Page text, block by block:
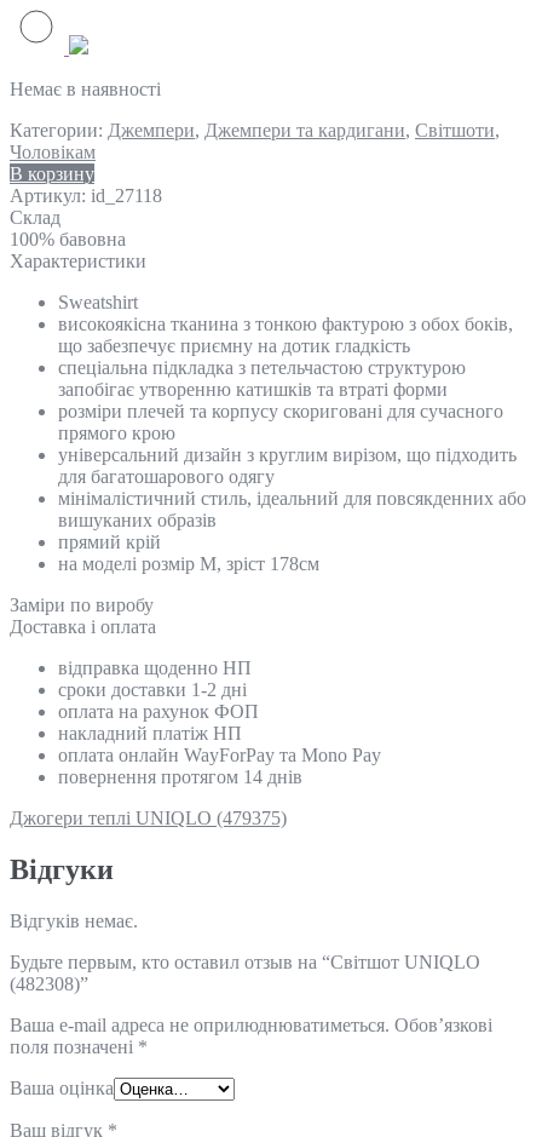
Немає в наявності
Категории: Джемпери, Джемпери та кардигани, Світшоти,
Чоловікам
В корзину
Артикул: id_27118
Склад
100% бавовна
Характеристики
Sweatshirt
високоякісна тканина з тонкою фактурою з обох боків,
що забезпечує приємну на дотик гладкість
спеціальна підкладка з петельчастою структурою
запобігає утворенню катишків та втраті форми
розміри плечей та корпусу скориговані для сучасного
прямого крою
універсальний дизайн з круглим вирізом, що підходить
для багатошарового одягу
мінімалістичний стиль, ідеальний для повсякденних або
вишуканих образів
прямий крій
на моделі розмір M, зріст 178см
Замiри по виробу
Доставка і оплата
відправка щоденно НП
сроки доставки 1-2 дні
оплата на рахунок ФОП
накладний платіж НП
оплата онлайн WayForPay та Mono Pay
повернення протягом 14 днів
Джогери теплі UNIQLO (479375)
Відгуки
Відгуків немає.
Будьте первым, кто оставил отзыв на “Світшот UNIQLO
(482308)”
Ваша e-mail адреса не оприлюднюватиметься. Обов’язкові
поля позначені *
Ваша оцінка
Ваш відгук *